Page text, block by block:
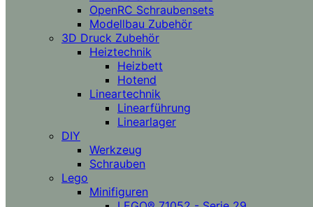
OpenRC Schraubensets
Modellbau Zubehör
3D Druck Zubehör
Heiztechnik
Heizbett
Hotend
Lineartechnik
Linearführung
Linearlager
DIY
Werkzeug
Schrauben
Lego
Minifiguren